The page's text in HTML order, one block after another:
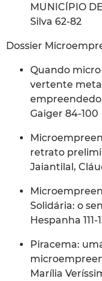
MUNICÍPIO
Silva 62-82
Dossier
Quando
vertente
Gaiger 84-100
retrato
Jaiantilal,
Solidária: o
Hespanha 111-
Piracema:
Marília